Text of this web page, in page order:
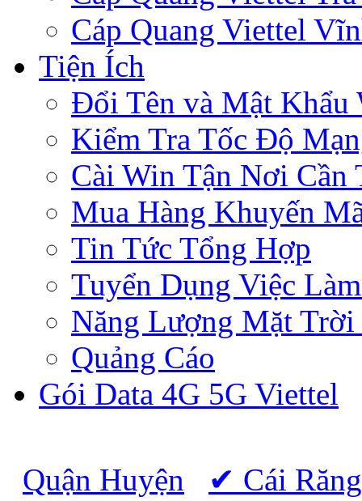
Cáp Quang Viettel
Tiện Ích
Đổi Tên và Mật Khẩu
Kiểm Tra Tốc Độ
Cài Win Tận Nơi Cần
Mua Hàng Khuyến
Tin Tức Tổng Hợp
Tuyển Dụng Việc
Năng Lượng Mặt
Quảng Cáo
Gói Data 4G 5G Viettel
Quận Huyện ✔ Cái Răng